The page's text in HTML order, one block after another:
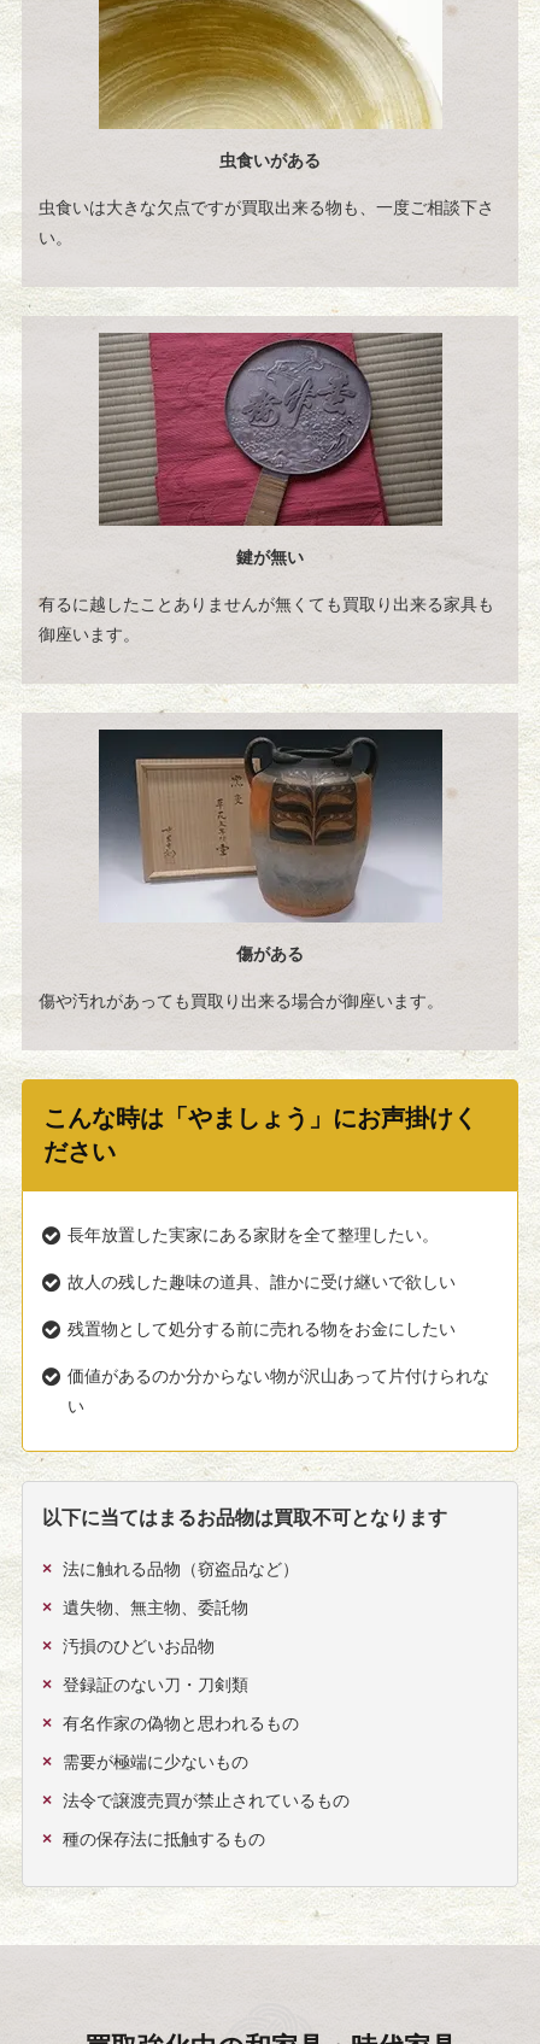
虫食いがある
虫食いは大きな欠点ですが買取出来る物も、一度ご相談下さ
い。
鍵が無い
有るに越したことありませんが無くても買取り出来る家具も
御座います。
傷がある
傷や汚れがあっても買取り出来る場合が御座います。
こんな時は「やましょう」にお声掛けく
ださい
長年放置した実家にある家財を全て整理したい。
故人の残した趣味の道具、誰かに受け継いで欲しい
残置物として処分する前に売れる物をお金にしたい
価値があるのか分からない物が沢山あって片付けられな
い
以下に当てはまるお品物は買取不可となります
法に触れる品物（窃盗品など）
遺失物、無主物、委託物
汚損のひどいお品物
登録証のない刀・刀剣類
有名作家の偽物と思われるもの
需要が極端に少ないもの
法令で譲渡売買が禁止されているもの
種の保存法に抵触するもの